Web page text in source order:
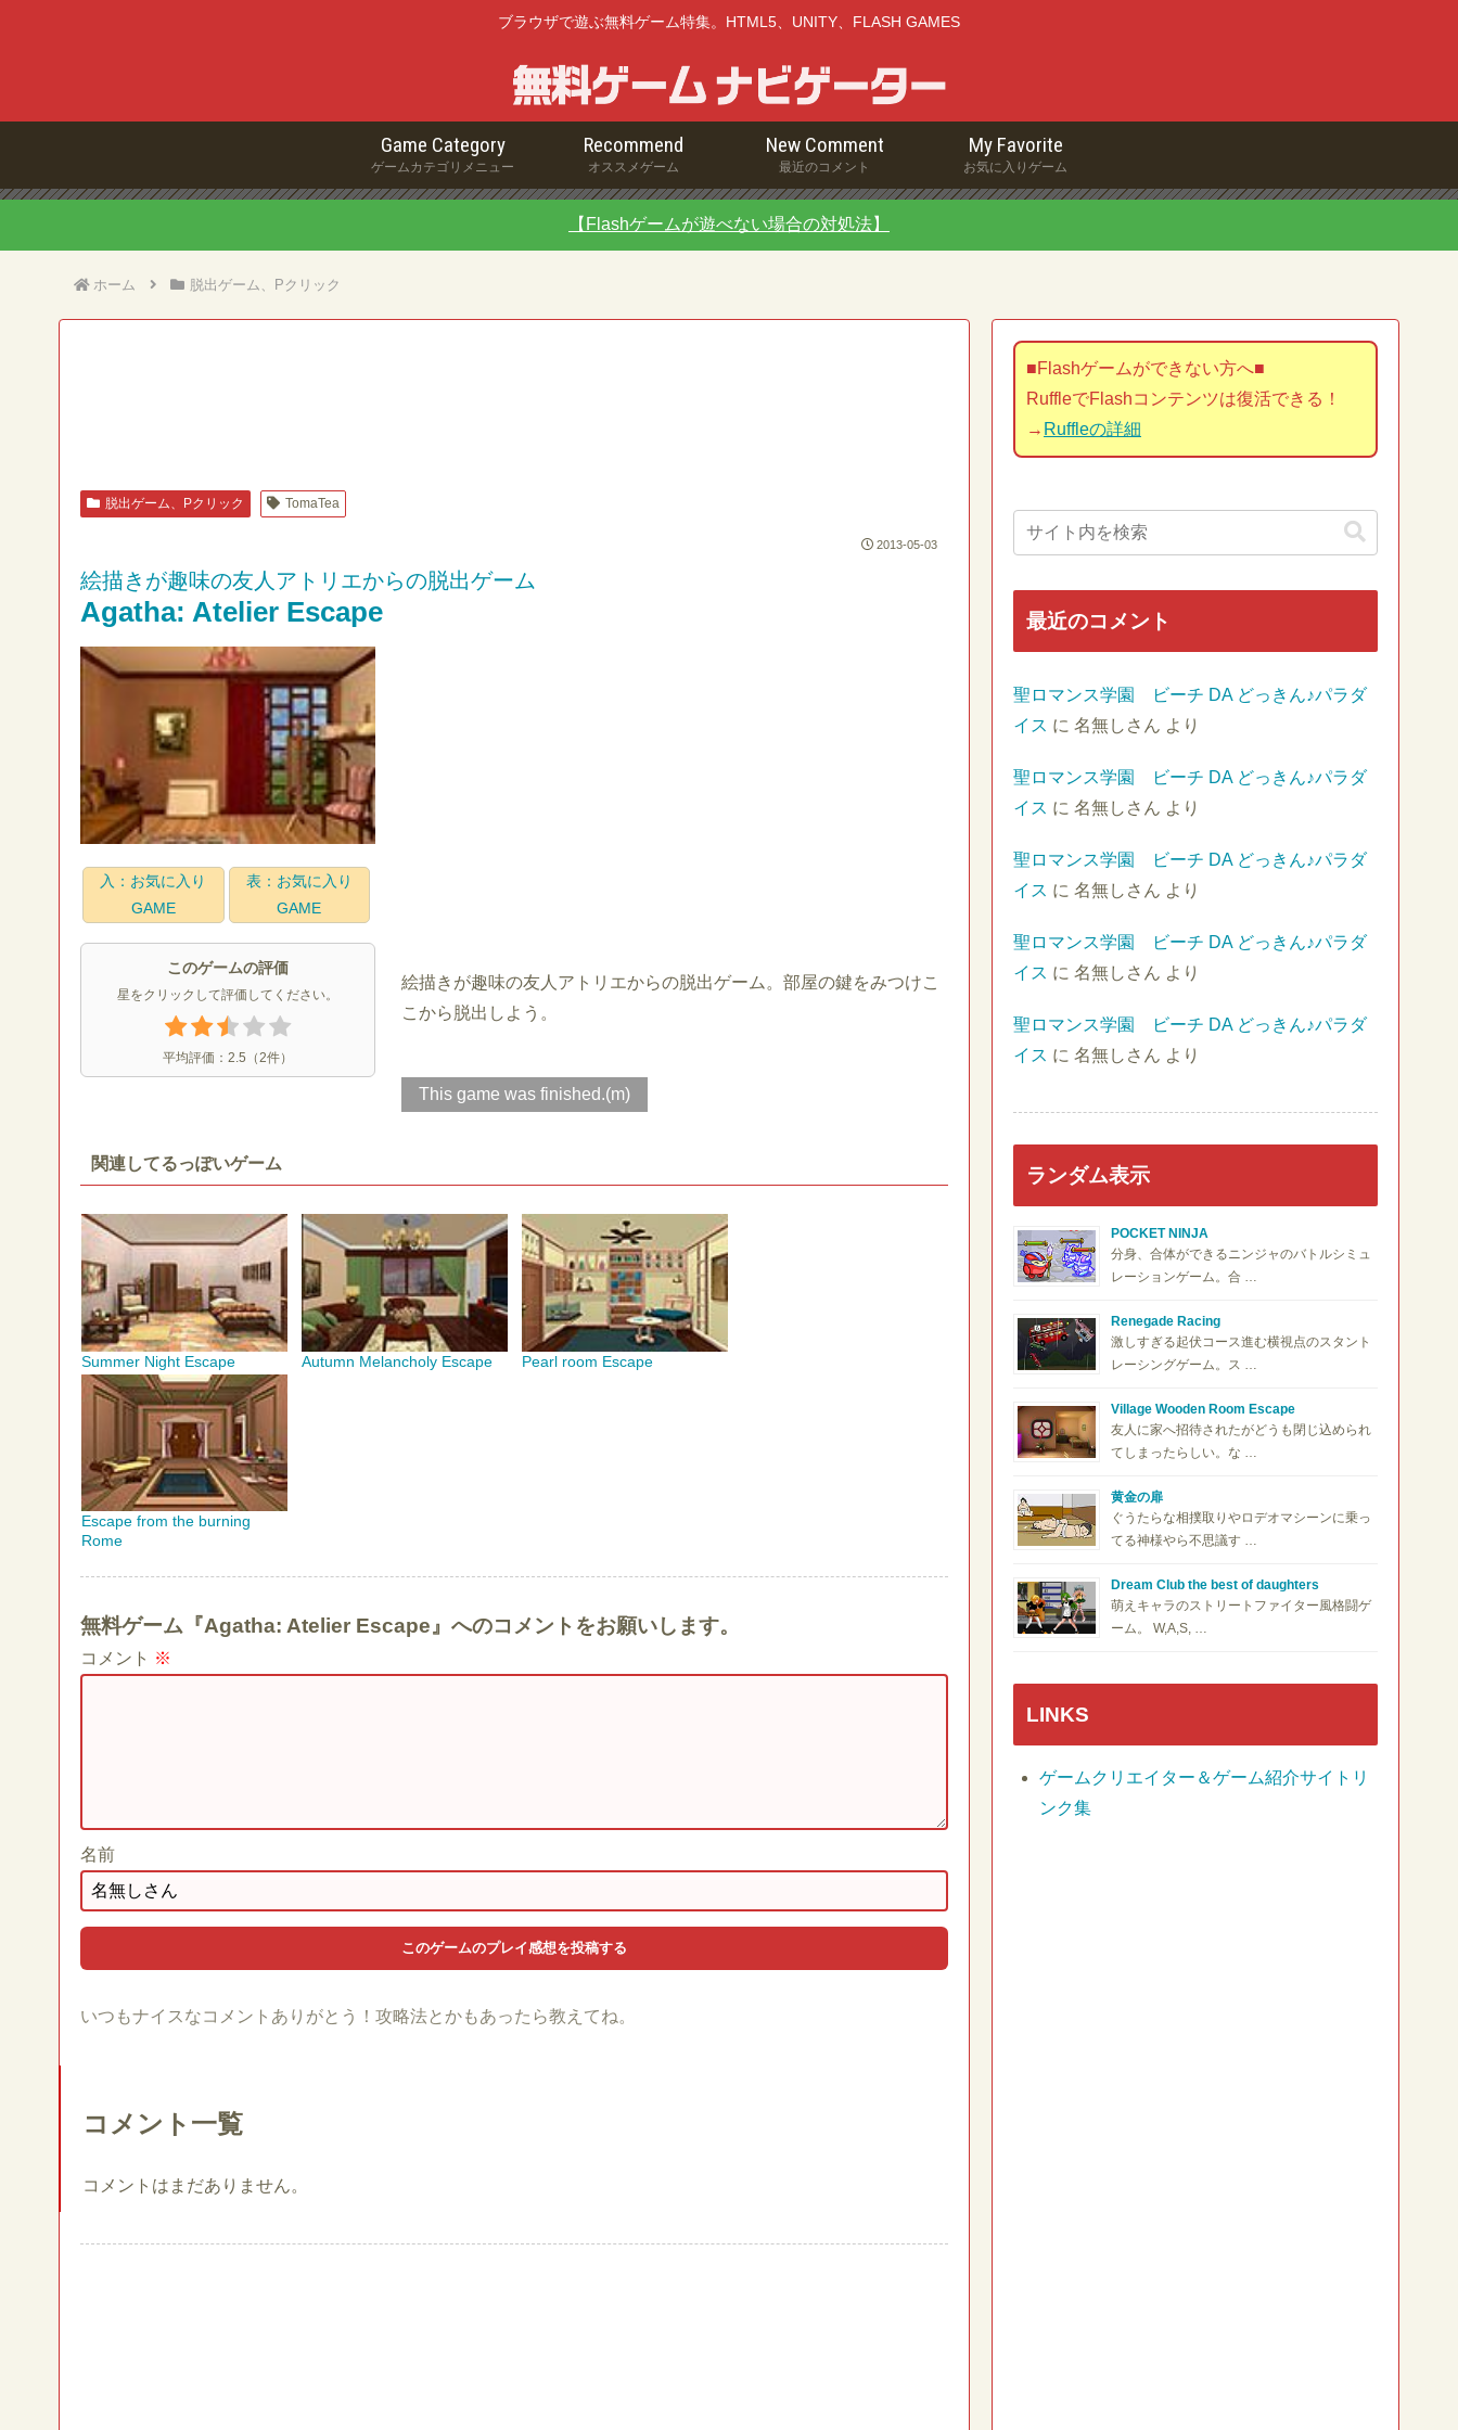
ブラウザで遊ぶ無料ゲーム特集。HTML5、UNITY、FLASH GAMES
Game Category
ゲームカテゴリメニュー
Recommend
オススメゲーム
New Comment
最近のコメント
My Favorite
お気に入りゲーム
【Flashゲームが遊べない場合の対処法】
ホーム 脱出ゲーム、Pクリック
脱出ゲーム、Pクリック TomaTea
2013-05-03
絵描きが趣味の友人アトリエからの脱出ゲーム
Agatha: Atelier Escape
入：お気に入り
GAME
表：お気に入り
GAME
このゲームの評価
星をクリックして評価してください。
平均評価： 2.5 （2件）
絵描きが趣味の友人アトリエからの脱出ゲーム。部屋の鍵をみつけこ
こから脱出しよう。
This game was finished.(m)
関連してるっぽいゲーム
Summer Night Escape Autumn Melancholy Escape Pearl room Escape
Escape from the burning
Rome
無料ゲーム『Agatha: Atelier Escape』へのコメントをお願いします。
コメント ※
名前
いつもナイスなコメントありがとう！攻略法とかもあったら教えてね。
コメント一覧
コメントはまだありません。
■Flashゲームができない方へ■
RuffleでFlashコンテンツは復活できる！
→ Ruffleの詳細
最近のコメント
聖ロマンス学園 ビーチ DA どっきん♪パラダ
イス に 名無しさん より
聖ロマンス学園 ビーチ DA どっきん♪パラダ
イス に 名無しさん より
聖ロマンス学園 ビーチ DA どっきん♪パラダ
イス に 名無しさん より
聖ロマンス学園 ビーチ DA どっきん♪パラダ
イス に 名無しさん より
聖ロマンス学園 ビーチ DA どっきん♪パラダ
イス に 名無しさん より
ランダム表示
POCKET NINJA
分身、合体ができるニンジャのバトルシミュ
レーションゲーム。合 …
Renegade Racing
激しすぎる起伏コース進む横視点のスタント
レーシングゲーム。ス …
Village Wooden Room Escape
友人に家へ招待されたがどうも閉じ込められ
てしまったらしい。な …
黄金の扉
ぐうたらな相撲取りやロデオマシーンに乗っ
てる神様やら不思議す …
Dream Club the best of daughters
萌えキャラのストリートファイター風格闘ゲ
ーム。 W,A,S, …
LINKS
ゲームクリエイター＆ゲーム紹介サイトリ
ンク集